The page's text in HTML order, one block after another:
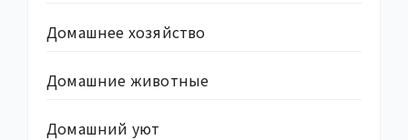
Домашнее хозяйство
Домашние животные
Домашний уют